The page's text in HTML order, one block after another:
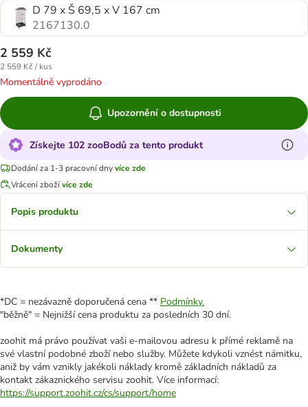
D 79 x Š 69,5 x V 167 cm
2167130.0
2 559 Kč
2 559 Kč / kus
Momentálně vyprodáno
Upozornění o dostupnosti
Získejte 102 zooBodů za tento produkt
Dodání za 1-3 pracovní dnyvíce zde
Vrácení zbožívíce zde
Popis produktu
Dokumenty
*DC = nezávazně doporučená cena ** Podmínky.
"běžně" = Nejnižší cena produktu za posledních 30 dní.
zoohit má právo používat vaši e-mailovou adresu k přímé reklamě na
své vlastní podobné zboží nebo služby. Můžete kdykoli vznést námitku,
aniž by vám vznikly jakékoli náklady kromě základních nákladů za
kontakt zákaznického servisu zoohit. Více informací:
https://support.zoohit.cz/cs/support/home